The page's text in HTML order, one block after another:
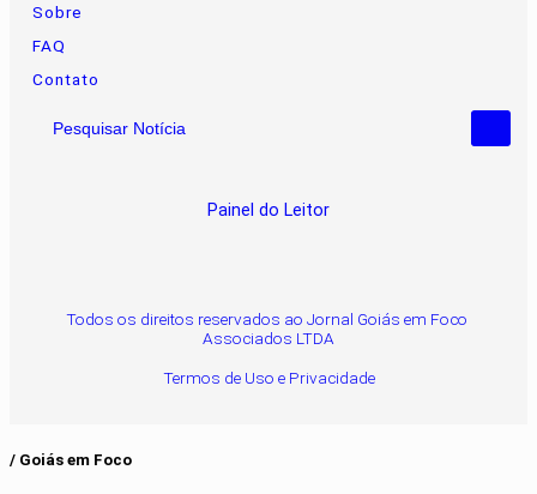
Sobre
FAQ
Contato
Pesquisar Notícia
Painel do Leitor
Todos os direitos reservados ao Jornal Goiás em Foco
Associados LTDA
Termos de Uso e Privacidade
/ Goiás em Foco